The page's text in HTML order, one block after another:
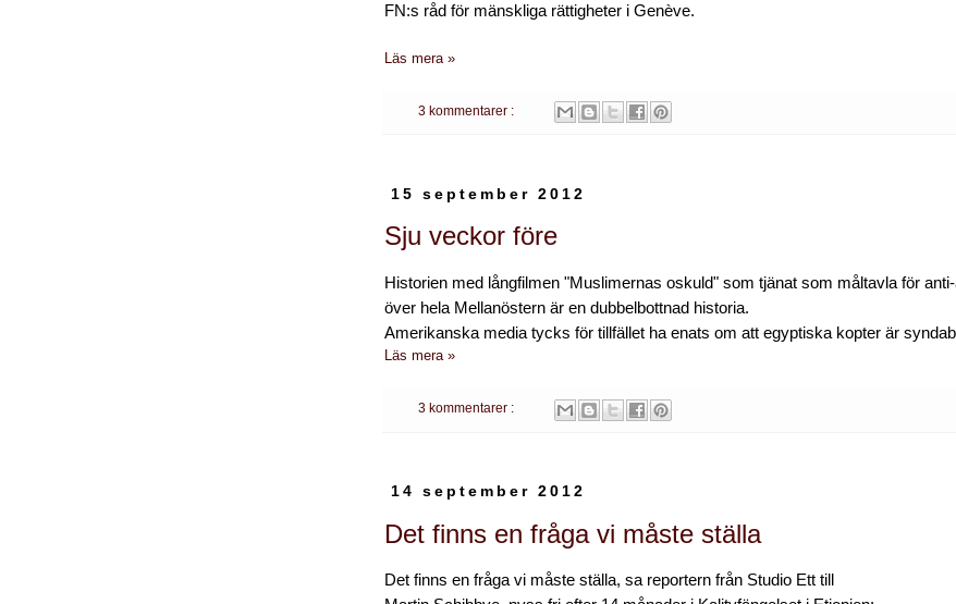
FN:s råd för mänskliga rättigheter i Genève.
Läs mera »
3 kommentarer :
15 september 2012
Sju veckor före
Historien med långfilmen "Muslimernas oskuld" som tjänat som måltavla för
över hela Mellanöstern är en dubbelbottnad historia.
Amerikanska media tycks för tillfället ha enats om att egyptiska kopter är
Läs mera »
3 kommentarer :
14 september 2012
Det finns en fråga vi måste ställa
Det finns en fråga vi måste ställa, sa reportern från Studio Ett till